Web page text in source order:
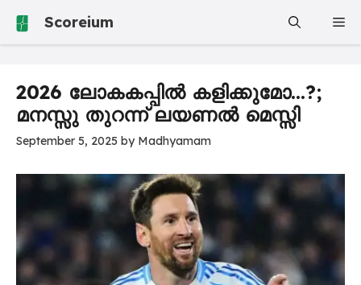
Scoreium
2026 ലോകകപ്പിൽ കളിക്കുമോ…?;
മനസ്സു തുറന്ന് ലയണൽ മെസ്സി
September 5, 2025 by Madhyamam